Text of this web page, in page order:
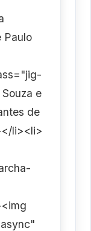
Paulo
e
de
li><li>